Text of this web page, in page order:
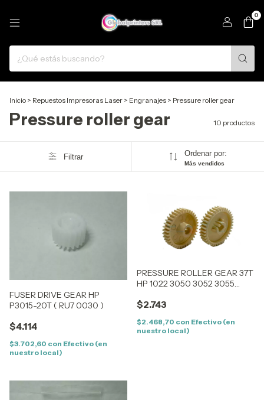
0
Inicio > Repuestos Impresoras Laser > Engranajes > Pressure roller gear
Pressure roller gear 10 productos
Filtrar Ordenar por:
Más vendidos
FUSER DRIVE GEAR HP
P3015-20T ( RU7 0030 )
$4.114
$3.702,60 con Efectivo (en
nuestro local)
PRESSURE ROLLER GEAR 37T
HP 1022 3050 3052 3055
$2.743
$2.468,70 con Efectivo (en
nuestro local)